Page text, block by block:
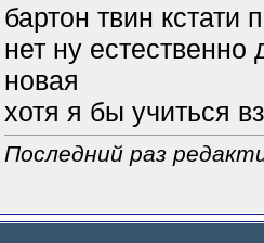
бартон твин кстати
нет ну
новая
хотя я бы учиться
Последний раз